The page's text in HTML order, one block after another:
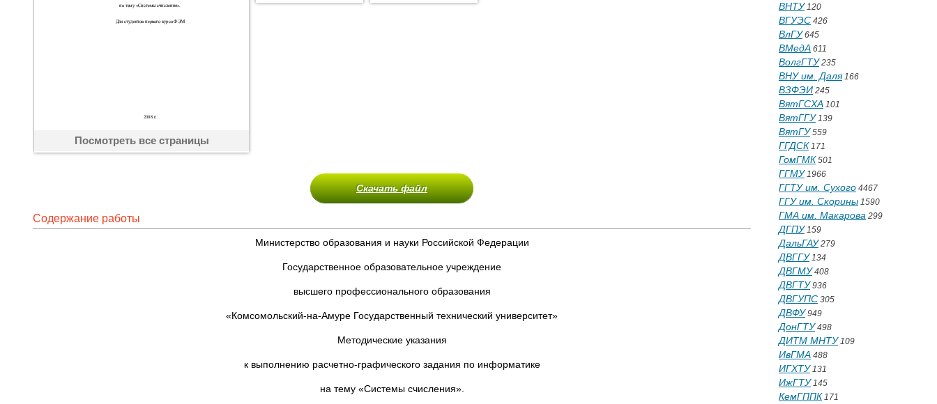
Посмотреть все страницы
Скачать файл
Содержание работы
Министерство образования и науки Российской Федерации
Государственное образовательное учреждение
высшего профессионального образования
«Комсомольский-на-Амуре Государственный технический университет»
Методические указания
к выполнению расчетно-графического задания по информатике
на тему «Системы счисления».
ВНТУ120
ВГУЭС 426
ВлГУ645
ВМедА 611
ВолгГТУ235
ВНУ им. Даля166
ВЗФЭИ 245
ВятГСХА 101
ВятГГУ139
ВятГУ559
ГГДСК 171
ГомГМК 501
ГГМУ1966
ГГТУ им. Сухого 4467
ГГУ им. Скорины 1590
ГМА им. Макарова 299
ДГПУ159
ДальГАУ279
ДВГГУ134
ДВГМУ408
ДВГТУ936
ДВГУПС 305
ДВФУ949
ДонГТУ498
ДИТМ МНТУ109
ИвГМА 488
ИГХТУ131
ИжГТУ145
КемГППК 171